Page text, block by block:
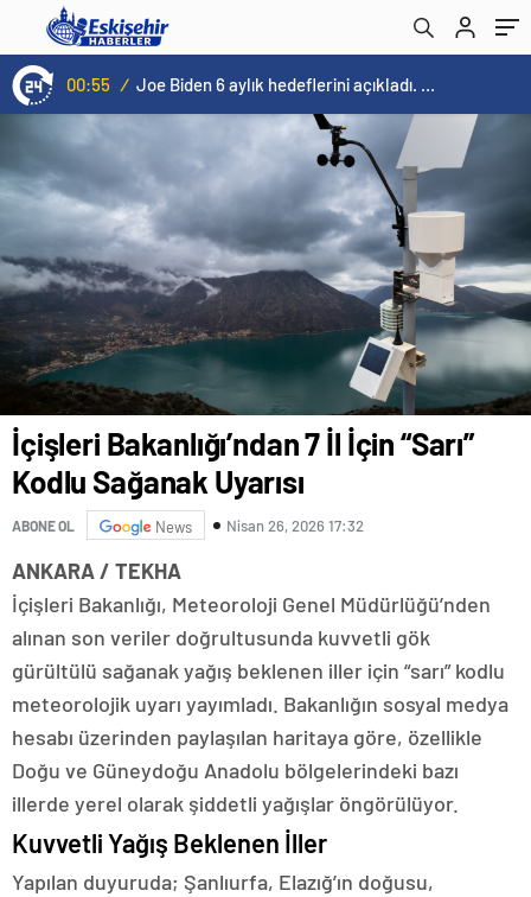
00:55 / Joe Biden 6 aylık hedeflerini açıkladı. Senato buz gibi…
İçişleri Bakanlığı’ndan 7 İl İçin “Sarı”
Kodlu Sağanak Uyarısı
ABONE OL News Nisan 26, 2026 17:32
ANKARA / TEKHA
İçişleri Bakanlığı, Meteoroloji Genel Müdürlüğü’nden
alınan son veriler doğrultusunda kuvvetli gök
gürültülü sağanak yağış beklenen iller için “sarı” kodlu
meteorolojik uyarı yayımladı. Bakanlığın sosyal medya
hesabı üzerinden paylaşılan haritaya göre, özellikle
Doğu ve Güneydoğu Anadolu bölgelerindeki bazı
illerde yerel olarak şiddetli yağışlar öngörülüyor.
Kuvvetli Yağış Beklenen İller
Yapılan duyuruda; Şanlıurfa, Elazığ’ın doğusu,